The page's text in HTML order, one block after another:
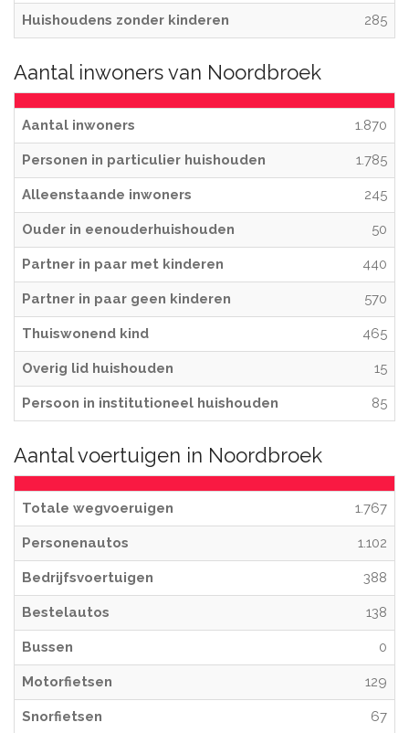
Huishoudens zonder kinderen 285
Aantal inwoners van Noordbroek
Aantal inwoners 1.870
Personen in particulier huishouden 1.785
Alleenstaande inwoners 245
Ouder in eenouderhuishouden 50
Partner in paar met kinderen 440
Partner in paar geen kinderen 570
Thuiswonend kind 465
Overig lid huishouden 15
Persoon in institutioneel huishouden 85
Aantal voertuigen in Noordbroek
Totale wegvoeruigen 1.767
Personenautos 1.102
Bedrijfsvoertuigen 388
Bestelautos 138
Bussen 0
Motorfietsen 129
Snorfietsen 67